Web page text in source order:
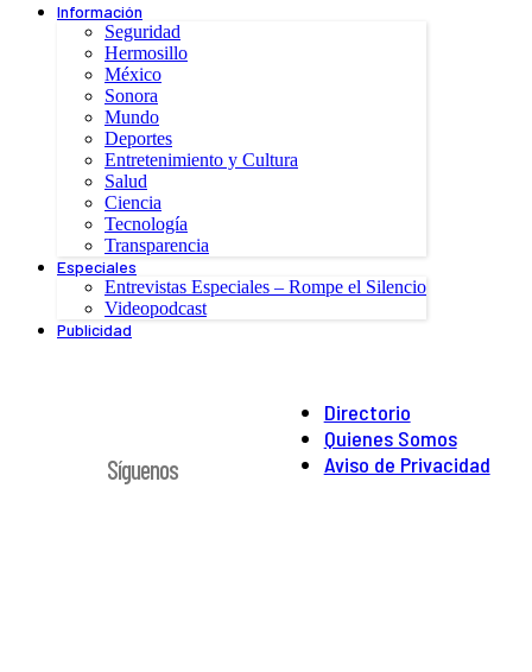
Información
Seguridad
Hermosillo
México
Sonora
Mundo
Deportes
Entretenimiento y Cultura
Salud
Ciencia
Tecnología
Transparencia
Especiales
Entrevistas Especiales – Rompe el Silencio
Videopodcast
Publicidad
Directorio
Quienes Somos
Aviso de Privacidad
Síguenos